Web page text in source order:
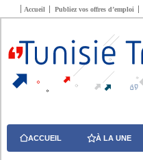
Accueil Publiez vos offres d’emploi
ACCUEIL À LA UNE